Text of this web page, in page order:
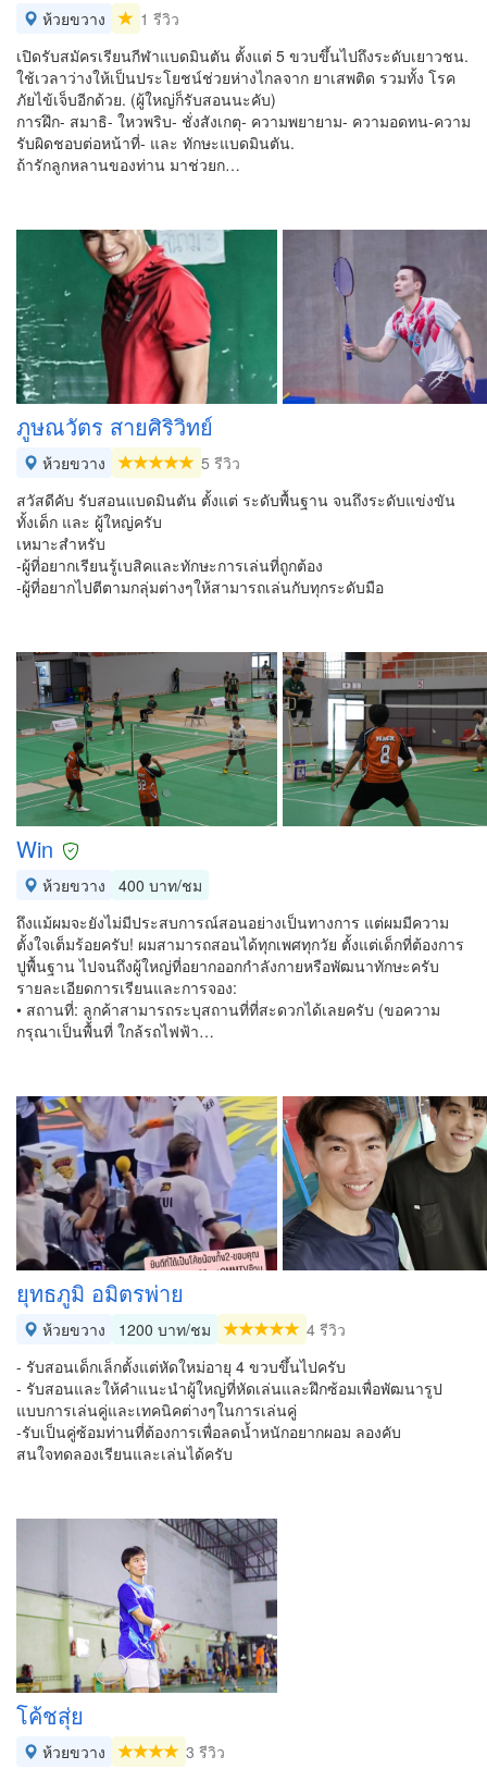
ห้วยขวาง
1 รีวิว
เปิดรับสมัครเรียนกีฬาแบดมินตัน ตั้งแต่ 5 ขวบขึ้นไปถึงระดับเยาวชน.
ใช้เวลาว่างให้เป็นประโยชน์ช่วยห่างไกลจาก ยาเสพติด รวมทั้ง โรค
ภัยไข้เจ็บอีกด้วย. (ผู้ใหญ่ก็รับสอนนะคับ)
การฝึก- สมาธิ- ใหวพริบ- ชั่งสังเกตุ- ความพยายาม- ความอดทน-ความ
รับผิดชอบต่อหน้าที่- และ ทักษะแบดมินตัน.
ถ้ารักลูกหลานของท่าน มาช่วยก…
ภูษณวัตร สายศิริวิทย์
ห้วยขวาง
5 รีวิว
สวัสดีคับ รับสอนแบดมินตัน ตั้งแต่ ระดับพื้นฐาน จนถึงระดับแข่งขัน
ทั้งเด็ก และ ผู้ใหญ่ครับ
เหมาะสำหรับ
-ผู้ที่อยากเรียนรู้เบสิคและทักษะการเล่นที่ถูกต้อง
-ผู้ที่อยากไปตีตามกลุ่มต่างๆให้สามารถเล่นกับทุกระดับมือ
Win
ห้วยขวาง
400 บาท/ชม
ถึงแม้ผมจะยังไม่มีประสบการณ์สอนอย่างเป็นทางการ แต่ผมมีความ
ตั้งใจเต็มร้อยครับ! ผมสามารถสอนได้ทุกเพศทุกวัย ตั้งแต่เด็กที่ต้องการ
ปูพื้นฐาน ไปจนถึงผู้ใหญ่ที่อยากออกกำลังกายหรือพัฒนาทักษะครับ
รายละเอียดการเรียนและการจอง:
• สถานที่: ลูกค้าสามารถระบุสถานที่ที่สะดวกได้เลยครับ (ขอความ
กรุณาเป็นพื้นที่ ใกล้รถไฟฟ้า…
ยุทธภูมิ อมิตรพ่าย
ห้วยขวาง 1200 บาท/ชม
4 รีวิว
- รับสอนเด็กเล็กตั้งแต่หัดใหม่อายุ 4 ขวบขึ้นไปครับ
- รับสอนและให้คำแนะนำผู้ใหญ่ที่หัดเล่นและฝึกซ้อมเพื่อพัฒนารูป
แบบการเล่นคู่และเทคนิคต่างๆในการเล่นคู่
-รับเป็นคู่ซ้อมท่านที่ต้องการเพื่อลดน้ำหนักอยากผอม ลองคับ
สนใจทดลองเรียนและเล่นได้ครับ
โค้ชสุ่ย
ห้วยขวาง 3 รีวิว